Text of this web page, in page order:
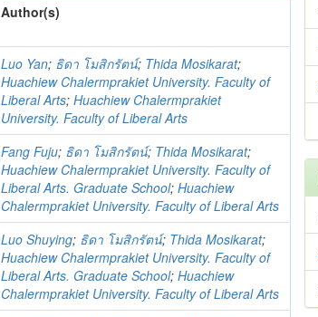
Author(s)
Luo Yan; ธิดา โมสิกรัตน์; Thida Mosikarat;
Huachiew Chalermprakiet University. Faculty of
Liberal Arts;Huachiew Chalermprakiet
University. Faculty of Liberal Arts
Fang Fuju; ธิดา โมสิกรัตน์; Thida Mosikarat;
Huachiew Chalermprakiet University. Faculty of
Liberal Arts. Graduate School;Huachiew
Chalermprakiet University. Faculty of Liberal Arts
Luo Shuying; ธิดา โมสิกรัตน์; Thida Mosikarat;
Huachiew Chalermprakiet University. Faculty of
Liberal Arts. Graduate School;Huachiew
Chalermprakiet University. Faculty of Liberal Arts